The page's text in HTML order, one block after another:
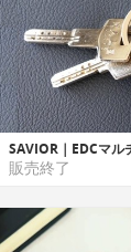
販売終了